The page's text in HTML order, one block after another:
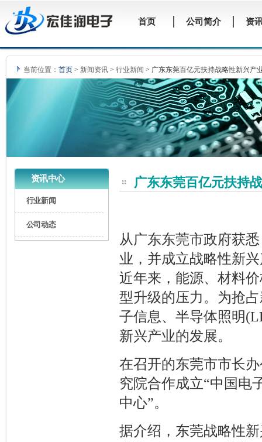
当前位置： 首页> 新闻资讯> 行业新闻 > 广东东莞百亿元扶持战略性新兴产
资讯中心
行业新闻
公司动态
广东东莞百亿元扶持
从广东东莞市政府获
业，并成立战略性新
近年来，能源、材料
型升级的压力。为抢
子信息、半导体照明
新兴产业的发展。
在召开的东莞市市长
究院合作成立“中国电
中心”。
据介绍，东莞战略性